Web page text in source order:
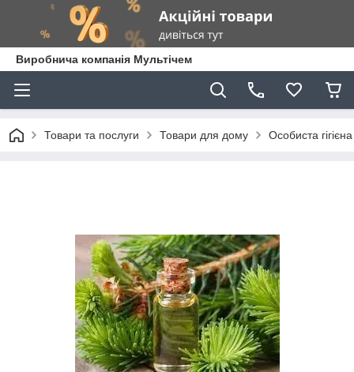
Виробнича компанія Мультічем
Товари та послуги Товари для дому Особиста гігієна